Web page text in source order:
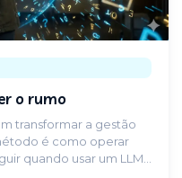
o rumo
transformar a gestão
é como operar
quando usar um LLM